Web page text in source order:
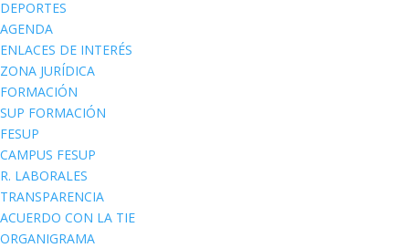
DEPORTES
AGENDA
ENLACES DE INTERÉS
ZONA JURÍDICA
FORMACIÓN
SUP FORMACIÓN
FESUP
CAMPUS FESUP
R. LABORALES
TRANSPARENCIA
ACUERDO CON LA TIE
ORGANIGRAMA